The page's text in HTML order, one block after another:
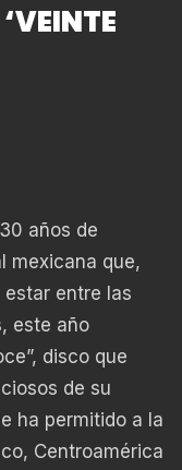
años de
mexicana que,
entre las
este año
disco que
de su
ha permitido a la
Centroamérica